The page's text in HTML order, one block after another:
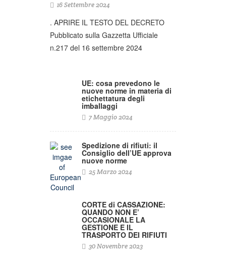
16 Settembre 2024
. APRIRE IL TESTO DEL DECRETO
Pubblicato sulla Gazzetta Ufficiale
n.217 del 16 settembre 2024
UE: cosa prevedono le
nuove norme in materia di
etichettatura degli
imballaggi
7 Maggio 2024
Spedizione di rifiuti: il
Consiglio dell’UE approva
nuove norme
25 Marzo 2024
CORTE di CASSAZIONE:
QUANDO NON E’
OCCASIONALE LA
GESTIONE E IL
TRASPORTO DEI RIFIUTI
30 Novembre 2023